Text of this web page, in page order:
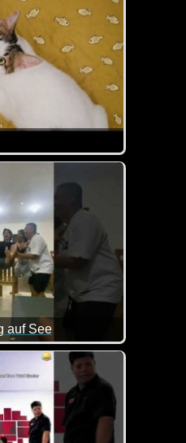
lustigen Videos mit
auf See
nichts für Jedermann :-) Vor